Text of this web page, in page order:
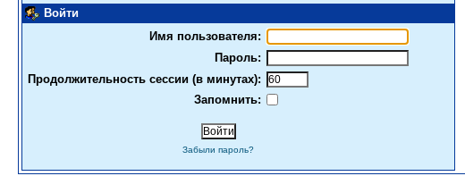
Войти
Имя пользователя:
Пароль:
Продолжительность сессии (в минутах):
Запомнить:
Забыли пароль?